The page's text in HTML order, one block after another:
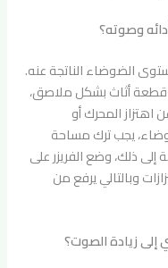
الضوضاء الناتجة عنه.
قطعة أثاث بشكل ملاصق،
المحرك أو
يجب ترك مساحة
إلى ذلك، وضع الفريزر على
وبالتالي يرفع من